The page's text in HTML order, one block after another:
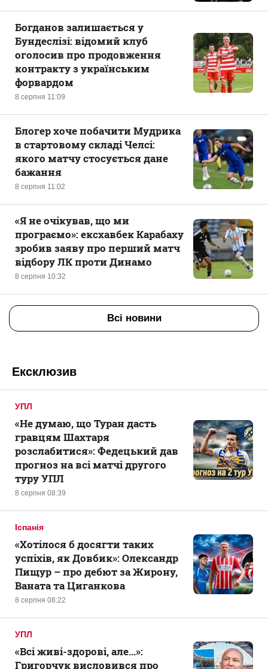
8 серпня 11:09
Богданов залишається у
Бундеслізі: відомий клуб
оголосив про продовження
контракту з українським
форвардом
8 серпня 11:02
Блогер хоче побачити Мудрика
в стартовому складі Челсі:
якого матчу стосується дане
бажання
8 серпня 10:32
«Я не очікував, що ми
програємо»: ексхавбек Карабаху
зробив заяву про перший матч
відбору ЛК проти Динамо
Всі новини
Ексклюзив
УПЛ
8 серпня 08:39
«Не думаю, що Туран дасть
гравцям Шахтаря
розслабитися»: Федецький дав
прогноз на всі матчі другого
туру УПЛ
Іспанія
8 серпня 08:22
«Хотілося б досягти таких
успіхів, як Довбик»: Олександр
Пищур – про дебют за Жирону,
Ваната та Циганкова
УПЛ
«Всі живі-здорові, але...»:
Григорчук висловився про